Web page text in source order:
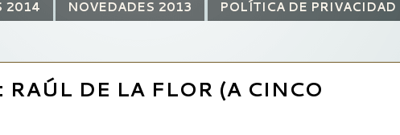
2014 NOVEDADES 2013 POLÍTICA DE PRIVACIDAD
DE LA FLOR (A CINCO